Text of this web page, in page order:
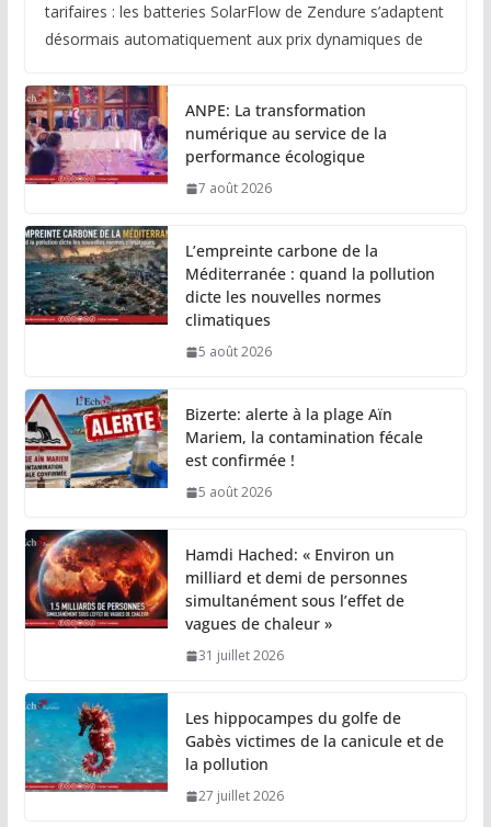
tarifaires : les batteries SolarFlow de Zendure s’adaptent
désormais automatiquement aux prix dynamiques de
ANPE: La transformation
numérique au service de la
performance écologique
7 août 2026
L’empreinte carbone de la
Méditerranée : quand la pollution
dicte les nouvelles normes
climatiques
5 août 2026
Bizerte: alerte à la plage Aïn
Mariem, la contamination fécale
est confirmée !
5 août 2026
Hamdi Hached: « Environ un
milliard et demi de personnes
simultanément sous l’effet de
vagues de chaleur »
31 juillet 2026
Les hippocampes du golfe de
Gabès victimes de la canicule et de
la pollution
27 juillet 2026